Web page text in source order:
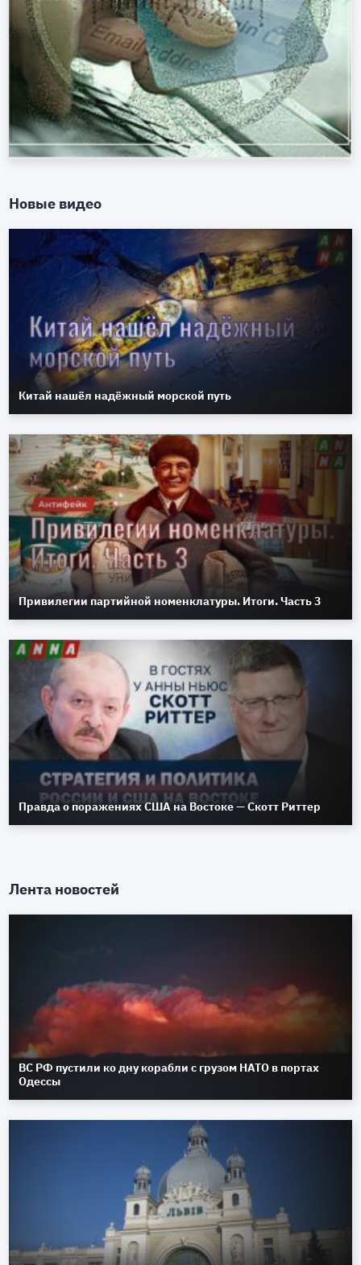
Новые видео
Китай нашёл надёжный морской путь
Привилегии партийной номенклатуры. Итоги. Часть 3
Правда о поражениях США на Востоке — Скотт Риттер
Лента новостей
ВС РФ пустили ко дну корабли с грузом НАТО в портах
Одессы